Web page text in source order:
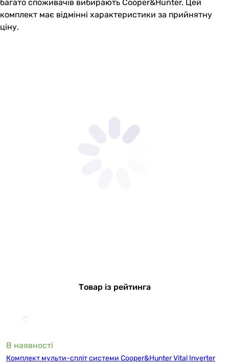
багато споживачів вибирають Cooper&Hunter. Цей
комплект має відмінні характеристики за прийнятну
ціну.
Товар із рейтинга
В наявності
Комплект мульти-спліт системи Cooper&Hunter Vital Inverter